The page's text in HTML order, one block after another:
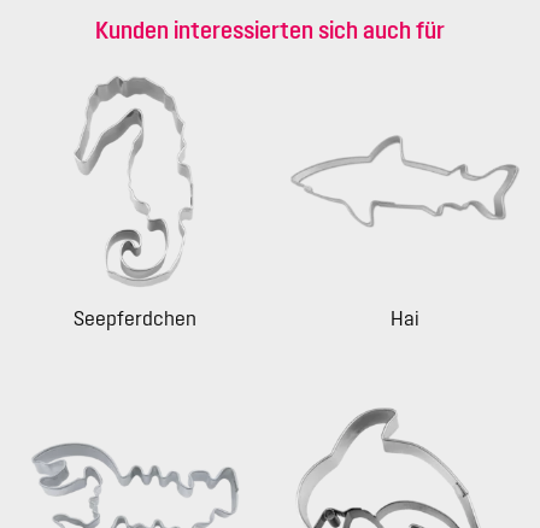
Kunden interessierten sich auch für
Seepferdchen Hai